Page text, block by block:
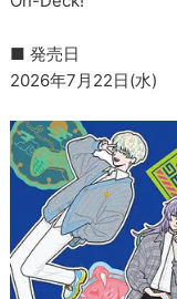
■ 発売日
2026年7月22日(水)